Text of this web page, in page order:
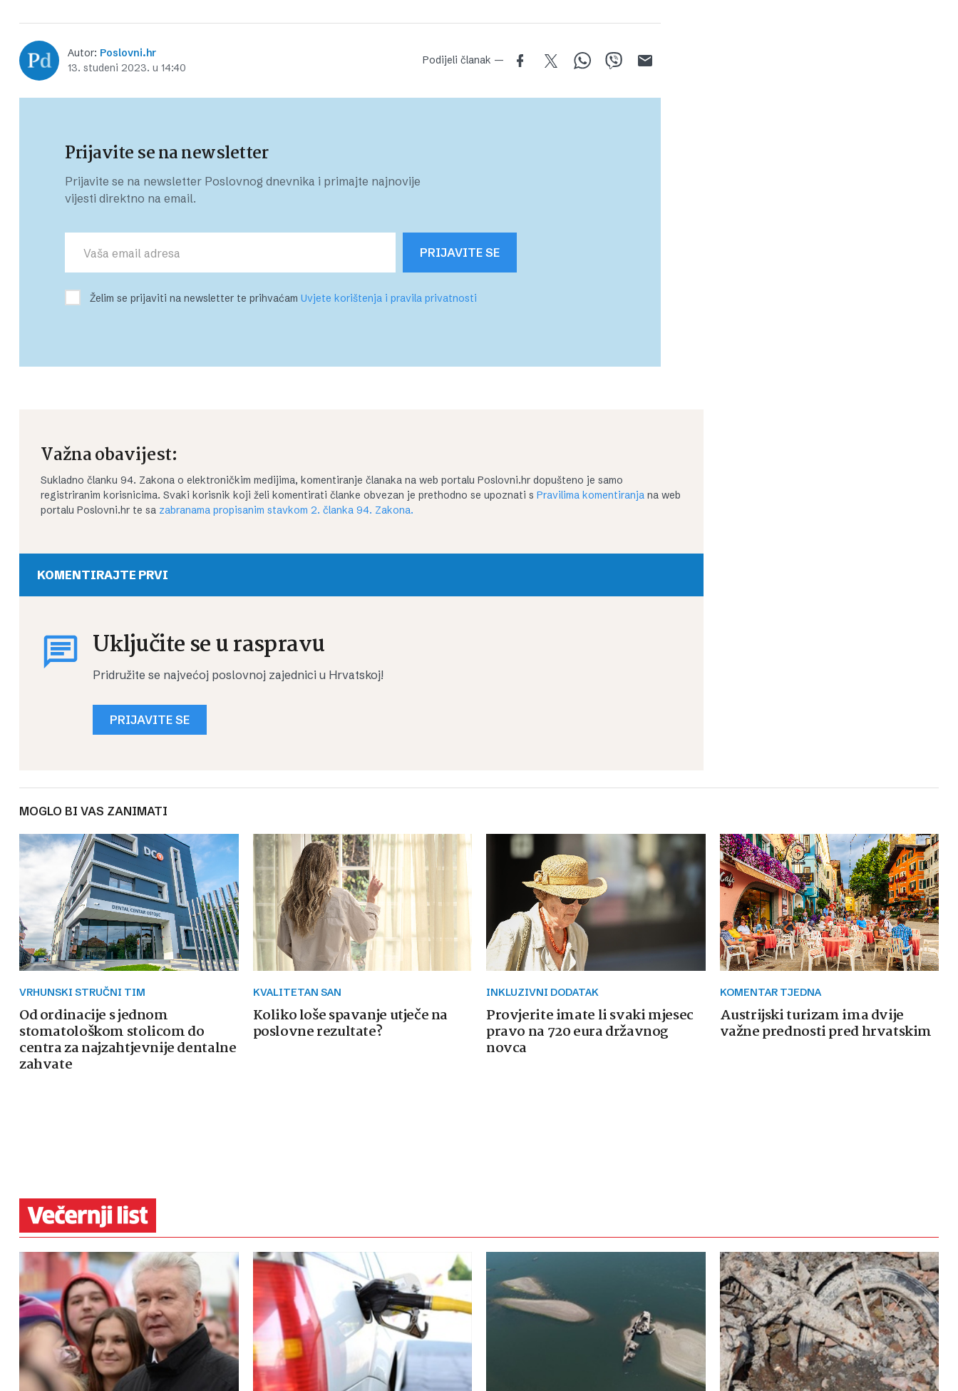
Autor: Poslovni.hr
13. studeni 2023. u 14:40
Podijeli članak —
Prijavite se na newsletter
Prijavite se na newsletter Poslovnog dnevnika i primajte najnovije
vijesti direktno na email.
PRIJAVITE SE
Želim se prijaviti na newsletter te prihvaćam Uvjete korištenja i pravila privatnosti
Važna obavijest:
Sukladno članku 94. Zakona o elektroničkim medijima, komentiranje članaka na web portalu Poslovni.hr dopušteno je samo
registriranim korisnicima. Svaki korisnik koji želi komentirati članke obvezan je prethodno se upoznati s Pravilima komentiranja na web
portalu Poslovni.hr te sa zabranama propisanim stavkom 2. članka 94. Zakona.
KOMENTIRAJTE PRVI
Uključite se u raspravu
Pridružite se najvećoj poslovnoj zajednici u Hrvatskoj!
PRIJAVITE SE
MOGLO BI VAS ZANIMATI
VRHUNSKI STRUČNI TIM
Od ordinacije s jednom
stomatološkom stolicom do
centra za najzahtjevnije dentalne
zahvate
KVALITETAN SAN
Koliko loše spavanje utječe na
poslovne rezultate?
INKLUZIVNI DODATAK
Provjerite imate li svaki mjesec
pravo na 720 eura državnog
novca
KOMENTAR TJEDNA
Austrijski turizam ima dvije
važne prednosti pred hrvatskim